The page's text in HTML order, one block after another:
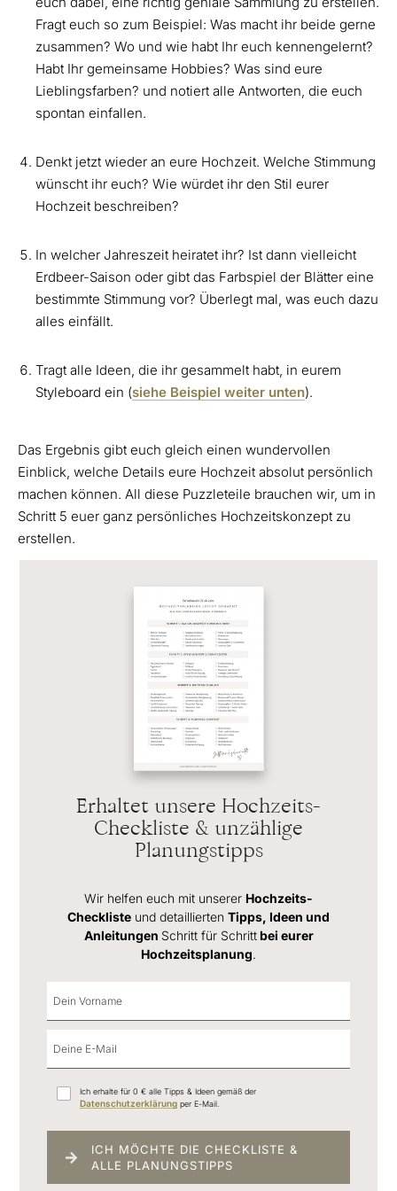
Fragt euch so zum Beispiel: Was macht ihr beide gerne
zusammen? Wo und wie habt Ihr euch kennengelernt?
Habt Ihr gemeinsame Hobbies? Was sind eure
Lieblingsfarben? und notiert alle Antworten, die euch
spontan einfallen.
Denkt jetzt wieder an eure Hochzeit. Welche Stimmung
wünscht ihr euch? Wie würdet ihr den Stil eurer
Hochzeit beschreiben?
In welcher Jahreszeit heiratet ihr? Ist dann vielleicht
Erdbeer-Saison oder gibt das Farbspiel der Blätter eine
bestimmte Stimmung vor? Überlegt mal, was euch dazu
alles einfällt.
Tragt alle Ideen, die ihr gesammelt habt, in eurem
Styleboard ein (siehe Beispiel weiter unten).
Das Ergebnis gibt euch gleich einen wundervollen
Einblick, welche Details eure Hochzeit absolut persönlich
machen können. All diese Puzzleteile brauchen wir, um in
Schritt 5 euer ganz persönliches Hochzeitskonzept zu
erstellen.
Erhaltet unsere Hochzeits-
Checkliste & unzählige
Planungstipps
Wir helfen euch mit unserer Hochzeits-
Checkliste und detaillierten Tipps, Ideen und
Anleitungen Schritt für Schrittbei eurer
Hochzeitsplanung.
Ich erhalte für 0 € alle Tipps & Ideen gemäß der
Datenschutzerklärung per E-Mail.
ICH MÖCHTE DIE CHECKLISTE &
ALLE PLANUNGSTIPPS